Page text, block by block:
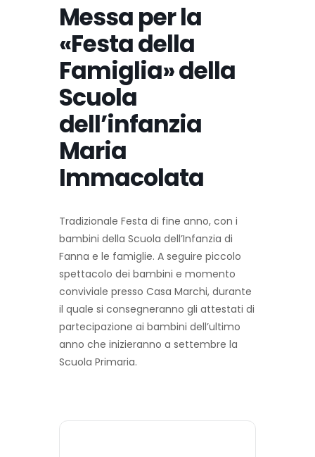
Messa per la
«Festa della
Famiglia» della
Scuola
dell’infanzia
Maria
Immacolata
Tradizionale Festa di fine anno, con i
bambini della Scuola dell’Infanzia di
Fanna e le famiglie. A seguire piccolo
spettacolo dei bambini e momento
conviviale presso Casa Marchi, durante
il quale si consegneranno gli attestati di
partecipazione ai bambini dell’ultimo
anno che inizieranno a settembre la
Scuola Primaria.